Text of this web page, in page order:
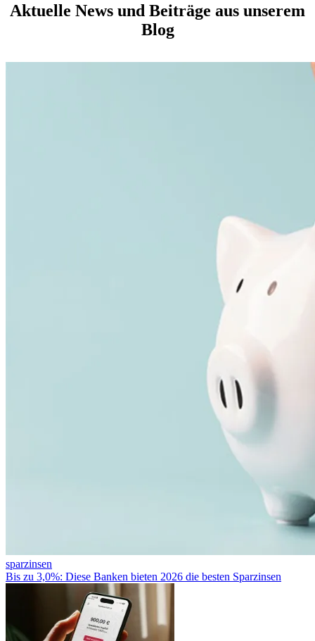
Aktuelle News und Beiträge aus unserem
Blog
sparzinsen
Bis zu 3,0%: Diese Banken bieten 2026 die besten Sparzinsen